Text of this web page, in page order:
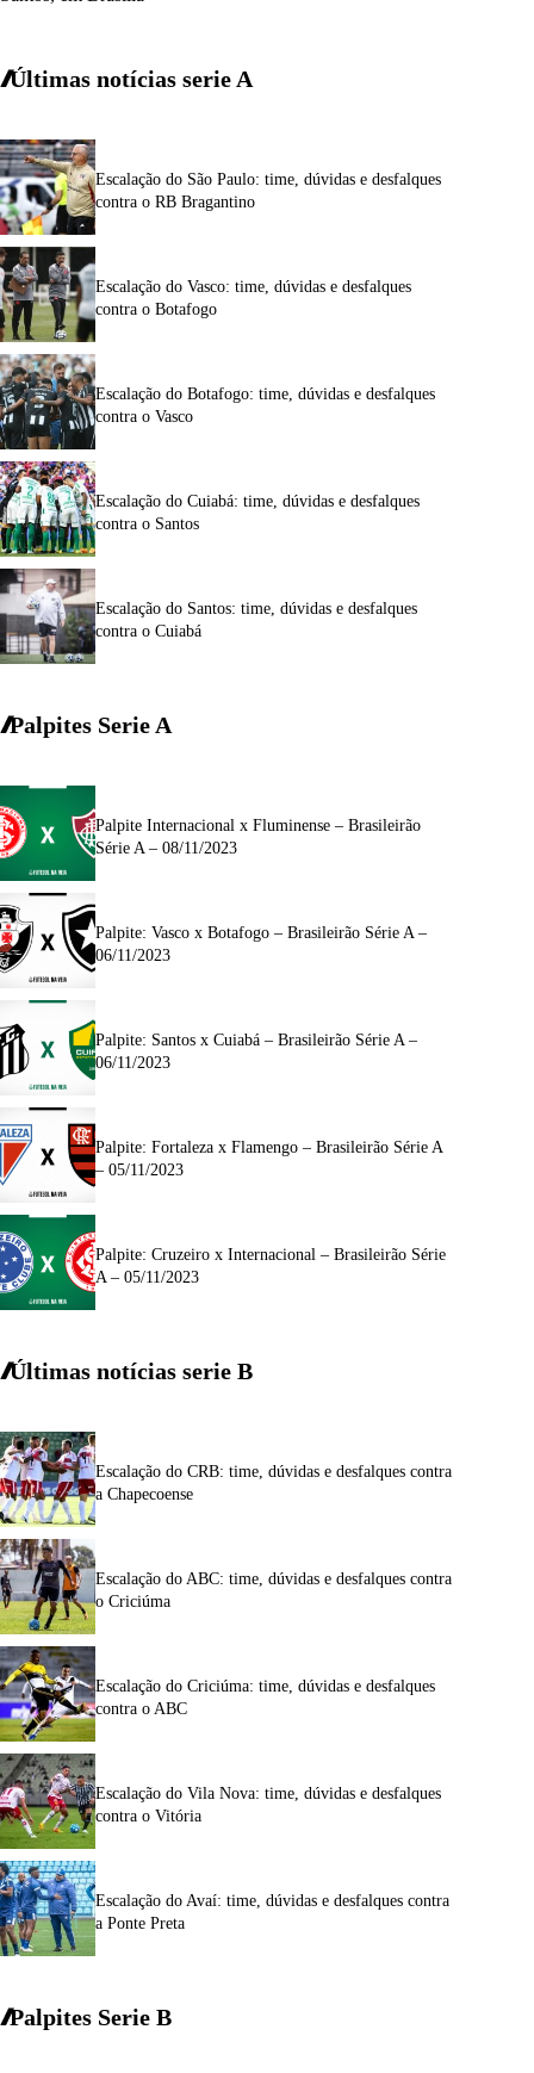
Últimas notícias serie A
Escalação do São Paulo: time, dúvidas e desfalques
contra o RB Bragantino
Escalação do Vasco: time, dúvidas e desfalques
contra o Botafogo
Escalação do Botafogo: time, dúvidas e desfalques
contra o Vasco
Escalação do Cuiabá: time, dúvidas e desfalques
contra o Santos
Escalação do Santos: time, dúvidas e desfalques
contra o Cuiabá
Palpites Serie A
Palpite Internacional x Fluminense – Brasileirão
Série A – 08/11/2023
Palpite: Vasco x Botafogo – Brasileirão Série A –
06/11/2023
Palpite: Santos x Cuiabá – Brasileirão Série A –
06/11/2023
Palpite: Fortaleza x Flamengo – Brasileirão Série A
– 05/11/2023
Palpite: Cruzeiro x Internacional – Brasileirão Série
A – 05/11/2023
Últimas notícias serie B
Escalação do CRB: time, dúvidas e desfalques contra
a Chapecoense
Escalação do ABC: time, dúvidas e desfalques contra
o Criciúma
Escalação do Criciúma: time, dúvidas e desfalques
contra o ABC
Escalação do Vila Nova: time, dúvidas e desfalques
contra o Vitória
Escalação do Avaí: time, dúvidas e desfalques contra
a Ponte Preta
Palpites Serie B